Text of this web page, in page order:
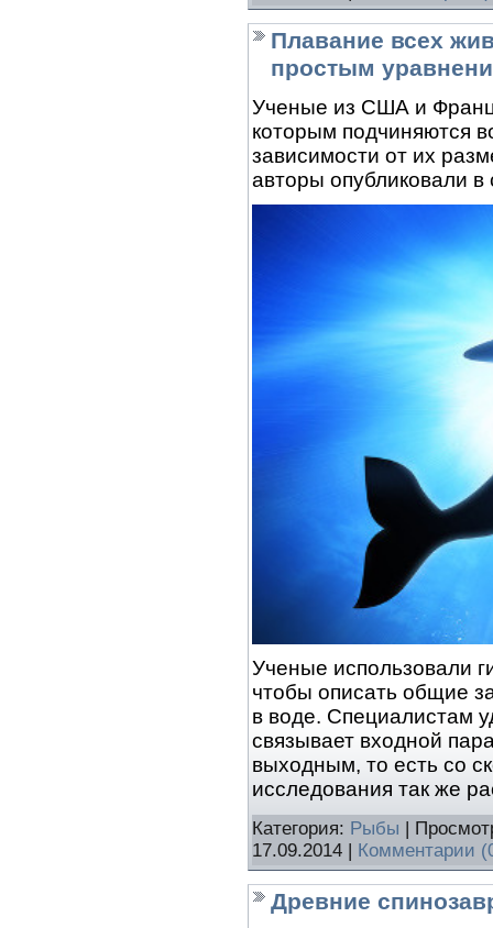
Плавание всех
простым
Ученые из США и
которым подчиняются
зависимости от их
авторы опубликовали
Ученые использовали
чтобы описать общие
в воде. Специалистам
связывает входной
выходным, то есть со
исследования так же
Категория: Рыбы |
17.09.2014
Комментарии
Древние